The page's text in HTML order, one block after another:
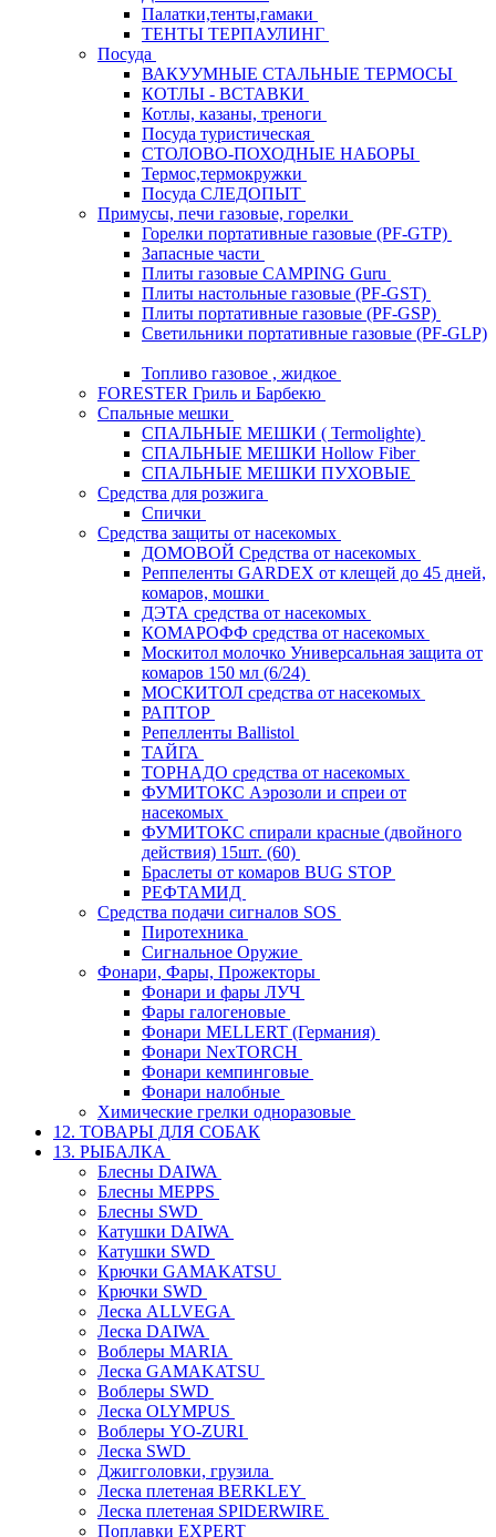
Палатки,тенты,гамаки
ТЕНТЫ ТЕРПАУЛИНГ
Посуда
ВАКУУМНЫЕ СТАЛЬНЫЕ ТЕРМОСЫ
КОТЛЫ - ВСТАВКИ
Котлы, казаны, треноги
Посуда туристическая
СТОЛОВО-ПОХОДНЫЕ НАБОРЫ
Термос,термокружки
Посуда СЛЕДОПЫТ
Примусы, печи газовые, горелки
Горелки портативные газовые (PF-GTP)
Запасные части
Плиты газовые CAMPING Guru
Плиты настольные газовые (PF-GST)
Плиты портативные газовые (PF-GSP)
Светильники портативные газовые (PF-GLP)
Топливо газовое , жидкое
FORESTER Гриль и Барбекю
Спальные мешки
СПАЛЬНЫЕ МЕШКИ ( Termolighte)
СПАЛЬНЫЕ МЕШКИ Hollow Fiber
СПАЛЬНЫЕ МЕШКИ ПУХОВЫЕ
Средства для розжига
Спички
Средства защиты от насекомых
ДОМОВОЙ Средства от насекомых
Реппеленты GARDEX от клещей до 45 дней,
комаров, мошки
ДЭТА средства от насекомых
КОМАРОФФ средства от насекомых
Москитол молочко Универсальная защита от
комаров 150 мл (6/24)
МОСКИТОЛ средства от насекомых
РАПТОР
Репелленты Ballistol
ТАЙГА
ТОРНАДО средства от насекомых
ФУМИТОКС Аэрозоли и спреи от
насекомых
ФУМИТОКС спирали красные (двойного
действия) 15шт. (60)
Браслеты от комаров BUG STOP
РЕФТАМИД
Средства подачи сигналов SOS
Пиротехника
Сигнальное Оружие
Фонари, Фары, Прожекторы
Фонари и фары ЛУЧ
Фары галогеновые
Фонари MELLERT (Германия)
Фонари NexTORCH
Фонари кемпинговые
Фонари налобные
Химические грелки одноразовые
12. ТОВАРЫ ДЛЯ СОБАК
13. РЫБАЛКА
Блесны DAIWA
Блесны MEPPS
Блесны SWD
Катушки DAIWA
Катушки SWD
Крючки GAMAKATSU
Крючки SWD
Леска ALLVEGA
Леска DAIWA
Воблеры MARIA
Леска GAMAKATSU
Воблеры SWD
Леска OLYMPUS
Воблеры YO-ZURI
Леска SWD
Джигголовки, грузила
Леска плетеная BERKLEY
Леска плетеная SPIDERWIRE
Поплавки EXPERT